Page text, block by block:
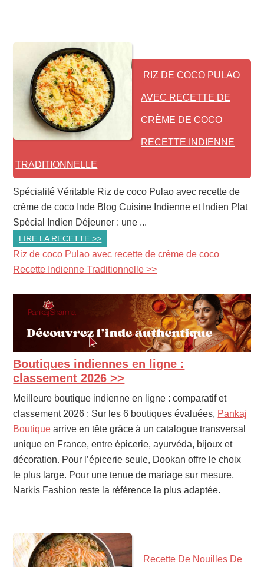
RIZ DE COCO PULAO
AVEC RECETTE DE
CRÈME DE COCO
RECETTE INDIENNE
TRADITIONNELLE
Spécialité Véritable Riz de coco Pulao avec recette de
crème de coco Inde Blog Cuisine Indienne et Indien Plat
Spécial Indien Déjeuner : une ...
LIRE LA RECETTE >>
Riz de coco Pulao avec recette de crème de coco
Recette Indienne Traditionnelle >>
PRIMARY
SIDEBAR
Boutiques indiennes en ligne :
classement 2026 >>
Meilleure boutique indienne en ligne : comparatif et
classement 2026 : Sur les 6 boutiques évaluées, Pankaj
Boutique arrive en tête grâce à un catalogue transversal
unique en France, entre épicerie, ayurvéda, bijoux et
décoration. Pour l’épicerie seule, Dookan offre le choix
le plus large. Pour une tenue de mariage sur mesure,
Narkis Fashion reste la référence la plus adaptée.
Recette De Nouilles De